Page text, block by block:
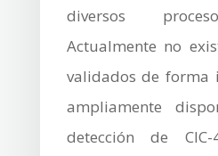
diversos
Actualmente no
validados de forma
ampliamente
detección de